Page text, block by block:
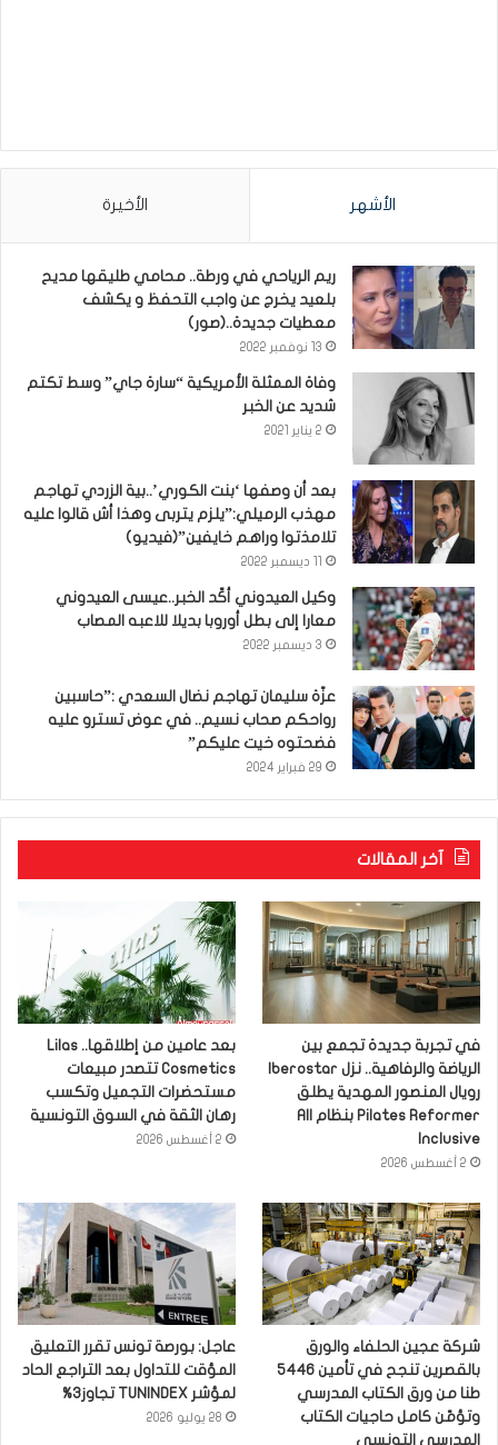
الأشهر الأخيرة
ريم الرياحي في ورطة.. محامي طليقها مديح
بلعيد يخرج عن واجب التحفظ و يكشف
معطيات جديدة..(صور)
13 نوفمبر 2022
وفاة الممثلة الأمريكية “سارة جاي” وسط تكتم
شديد عن الخبر
2 يناير 2021
بعد أن وصفها ‘بنت الكوري’..بية الزردي تهاجم
مهذب الرميلي:”يلزم يتربى وهذا أش قالوا عليه
تلامذتوا وراهم خايفين”(فيديو)
وكيل العيدوني أكّد الخبر..عيسى العيدوني
معارا إلى بطل أوروبا بديلا للاعبه المصاب
3 ديسمبر 2022
عزّة سليمان تهاجم نضال السعدي :”حاسبين
رواحكم صحاب نسيم.. في عوض تسترو عليه
فضحتوه خيت عليكم”
29 فبراير 2024
آخر المقالات
في تجربة جديدة تجمع بين
رويال المنصور المهدية يطلق
Pilates Reformer بنظام All
Inclusive
2 أغسطس 2026
بعد عامين من إطلاقها.. Lilas
Cosmetics تتصدر مبيعات
مستحضرات التجميل وتكسب
رهان الثقة في السوق التونسية
2 أغسطس 2026
شركة عجين الحلفاء والورق
بالقصرين تنجح في تأمين 5446
طنا من ورق الكتاب المدرسي
وتؤمّن كامل حاجيات الكتاب
المدرسي التونسي
عاجل: بورصة تونس تقرر التعليق
المؤقت للتداول بعد التراجع الحاد
لمؤشر TUNINDEX تجاوز3%
28 يوليو 2026